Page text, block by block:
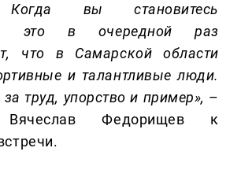
Когда вы становитесь
это в очередной раз
что в Самарской области
и талантливые люди.
труд, упорство и пример», –
Вячеслав Федорищев к